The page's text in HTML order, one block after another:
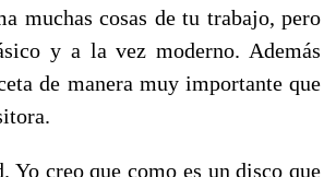
muchas cosas de tu trabajo, pero
y a la vez moderno. Además
de manera muy importante que
Yo creo que como es un disco que